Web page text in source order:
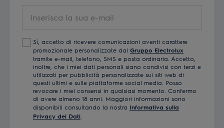
e-
mail
Sì, accetto di ricevere comunicazioni aventi carattere
promozionale personalizzate dal Gruppo Electrolux
tramite e-mail, telefono, SMS e posta ordinaria. Accetto,
inoltre, che i miei dati personali siano condivisi con terzi e
utilizzati per pubblicità personalizzate sui siti web di
questi ultimi e sulle piattaforme social media. Posso
revocare i miei consensi in qualsiasi momento. Confermo
di avere almeno 18 anni. Maggiori informazioni sono
disponibili consultando la nostra Informativa sulla
Privacy dei Dati